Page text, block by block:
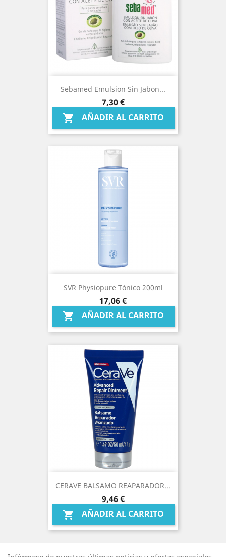
Sebamed Emulsion Sin Jabon...
Precio
7,30 €
 AÑADIR AL CARRITO
SVR Physiopure Tónico 200ml
Precio
17,06 €
 AÑADIR AL CARRITO
CERAVE BALSAMO REAPARADOR...
Precio
9,46 €
 AÑADIR AL CARRITO